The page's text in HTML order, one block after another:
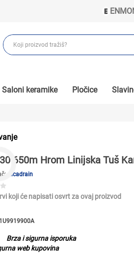
Saloni keramike Pločice
650m Hrom Linijska Tuš
Alcadrain
koji će napisati osvrt za ovaj proizvod
Brza i sigurna isporuka
web kupovina